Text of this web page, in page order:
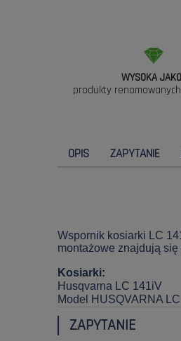
WYSOKA
produkty
OPIS ZAPYTANIE
Wspornik kosiarki LC
montażowe znajdują
Kosiarki:
Husqvarna LC 141iV
Model HUSQVARNA
ZAPYTANIE